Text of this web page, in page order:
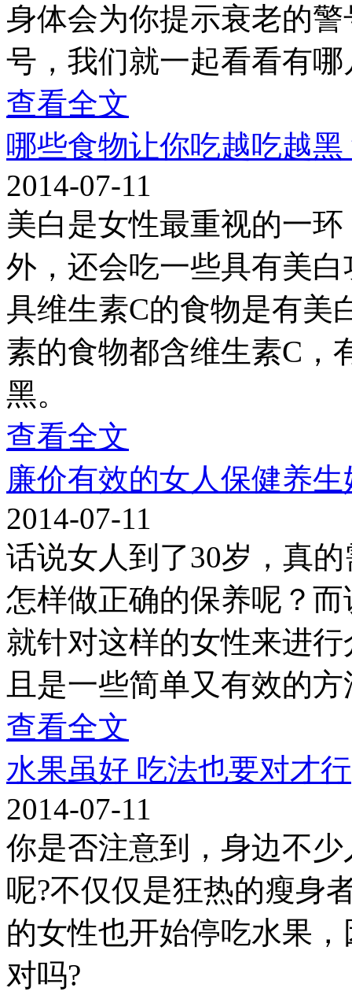
身体会为你提示衰老的
号，我们就一起看看有
查看全文
哪些食物让你吃越吃越黑
2014-07-11
美白是女性最重视的一
外，还会吃一些具有美
具维生素C的食物是有美
素的食物都含维生素C，
黑。
查看全文
廉价有效的女人保健养生
2014-07-11
话说女人到了30岁，真
怎样做正确的保养呢？
就针对这样的女性来进
且是一些简单又有效的
查看全文
水果虽好 吃法也要对才行
2014-07-11
你是否注意到，身边不
呢?不仅仅是狂热的瘦身
的女性也开始停吃水果
对吗?